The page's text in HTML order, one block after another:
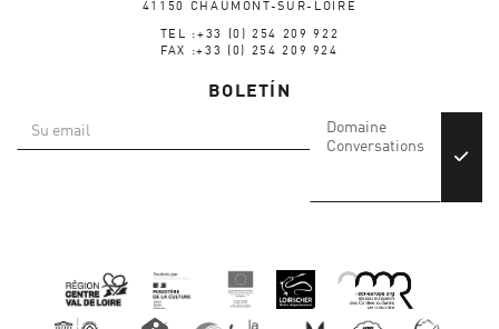
41150 CHAUMONT-SUR-LOIRE
TEL :+33 (0) 254 209 922
FAX :+33 (0) 254 209 924
BOLETÍN